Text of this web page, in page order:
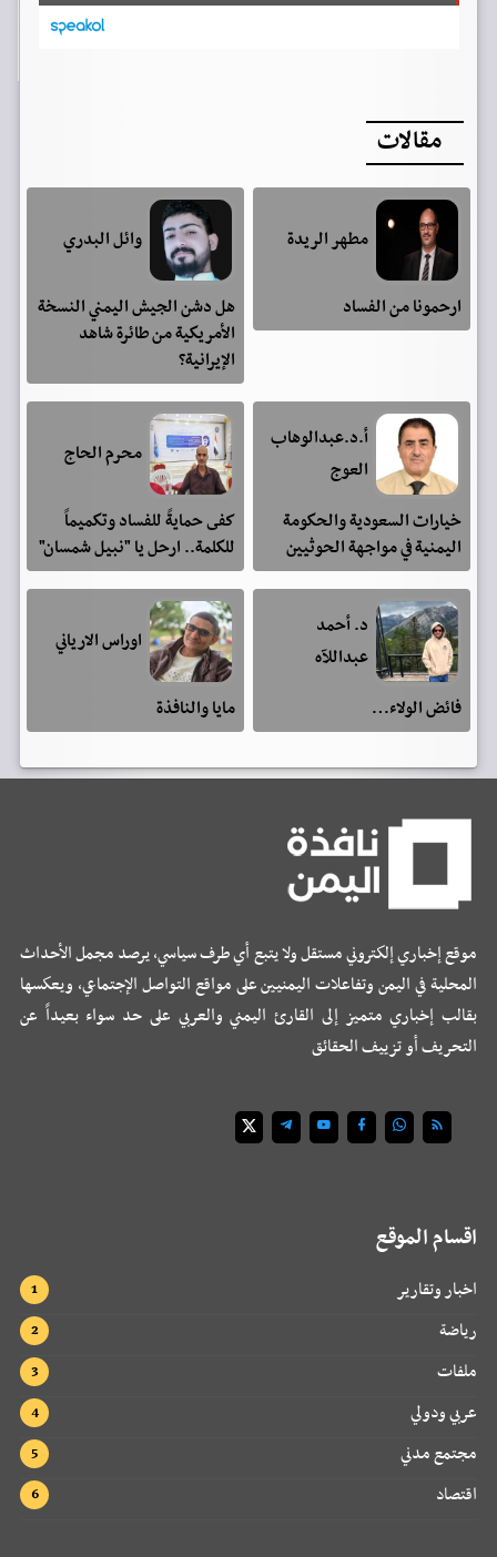
مقالات
مطهر الريدة
ارحمونا من الفساد
وائل البدري
هل دشن الجيش اليمني النسخة
الأمريكية من طائرة شاهد
الإيرانية؟
أ.د.عبدالوهاب
العوج
خيارات السعودية والحكومة
اليمنية في مواجهة الحوثيين
محرم الحاج
كفى حمايةً للفساد وتكميماً
للكلمة.. ارحل يا "نبيل شمسان"
د. أحمد
عبداللآه
فائض الولاء…
اوراس الارياني
مايا والنافذة
موقع إخباري إلكتروني مستقل ولا يتبع أي طرف سياسي، يرصد مجمل الأحداث
المحلية في اليمن وتفاعلات اليمنيين على مواقع التواصل الإجتماعي، ويعكسها
بقالب إخباري متميز إلى القارئ اليمني والعربي على حد سواء بعيداً عن
التحريف أو تزييف الحقائق
اقسام الموقع
اخبار وتقارير
رياضة
ملفات
عربي ودولي
مجتمع مدني
اقتصاد